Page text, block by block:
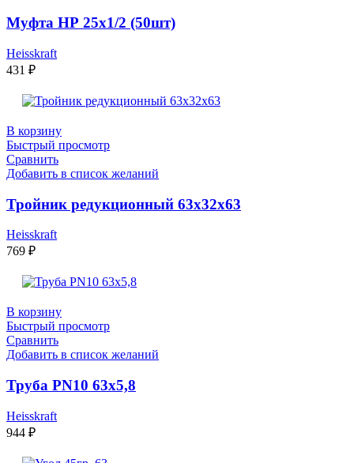
Муфта НР 25х1/2 (50шт)
Heisskraft
431 ₽
В корзину
Быстрый просмотр
Сравнить
Добавить в список желаний
Тройник редукционный 63х32х63
Heisskraft
769 ₽
В корзину
Быстрый просмотр
Сравнить
Добавить в список желаний
Труба PN10 63х5,8
Heisskraft
944 ₽